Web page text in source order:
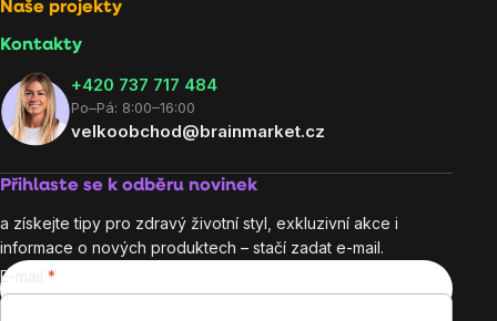
Naše projekty
Kontakty
+420 737 717 484
Po–Pá: 8:00–16:00
velkoobchod@brainmarket.cz
Přihlaste se k odběru novinek
a získejte tipy pro zdravý životní styl, exkluzivní akce i
informace o nových produktech – stačí zadat e-mail.
E-mail